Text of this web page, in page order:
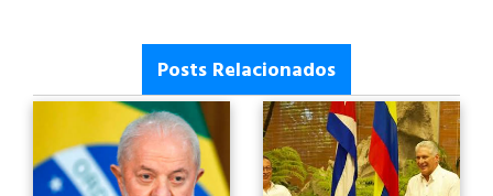
Posts Relacionados